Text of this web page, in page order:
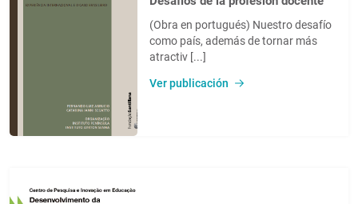
(Obra en portugués) Nuestro desafío
como país, además de tornar más
atractiv [...]
Ver publicación